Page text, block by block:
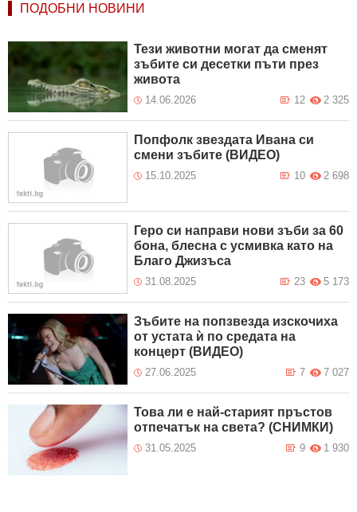
ПОДОБНИ НОВИНИ
Тези животни могат да сменят
зъбите си десетки пъти през
живота
14.06.2026 2 325
12
Попфолк звездата Ивана си
смени зъбите (ВИДЕО)
15.10.2025 2 698
10
Геро си направи нови зъби за 60
бона, блесна с усмивка като на
Благо Джизъса
31.08.2025 5 173
23
Зъбите на попзвезда изскочиха
от устата ѝ по средата на
концерт (ВИДЕО)
27.06.2025 7 027
7
Това ли е най-старият пръстов
отпечатък на света? (СНИМКИ)
31.05.2025 1 930
9